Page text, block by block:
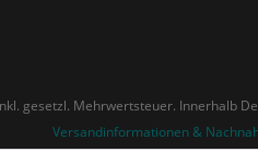
gesetzl. Mehrwertsteuer. Innerhalb
Versandinformationen &